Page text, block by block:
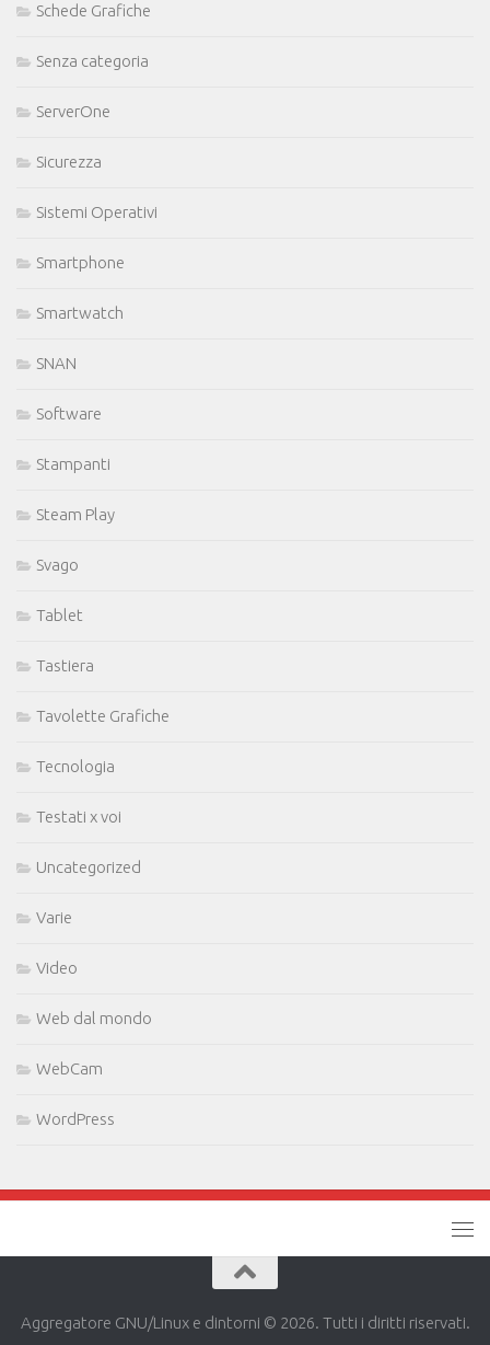
Schede Grafiche
Senza categoria
ServerOne
Sicurezza
Sistemi Operativi
Smartphone
Smartwatch
SNAN
Software
Stampanti
Steam Play
Svago
Tablet
Tastiera
Tavolette Grafiche
Tecnologia
Testati x voi
Uncategorized
Varie
Video
Web dal mondo
WebCam
WordPress
Aggregatore GNU/Linux e dintorni © 2026. Tutti i diritti riservati.